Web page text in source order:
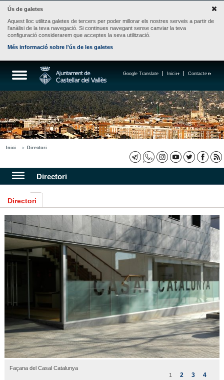
Ús de galetes
Aquest lloc utilitza galetes de tercers per poder millorar els nostres serveis a partir de
l'anàlisi de la teva navegació. Si continues navegant sense canviar la teva
configuració considerarem que acceptes la seva utilització.
Més informació sobre l'ús de les galetes
Contacte
Inici
Google Translate
Inici Directori
Directori
Directori
Façana del Casal Catalunya
1
2 3 4